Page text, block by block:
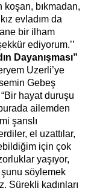
bıkmadan,
evladım da
bir ilham
ediyorum.’’
Dayanışması”
Uzerli’ye
Gebeş
hayat duruşu
ailemden
şanslı
el uzattılar,
için çok
yaşıyor,
söylemek
Sürekli kadınları